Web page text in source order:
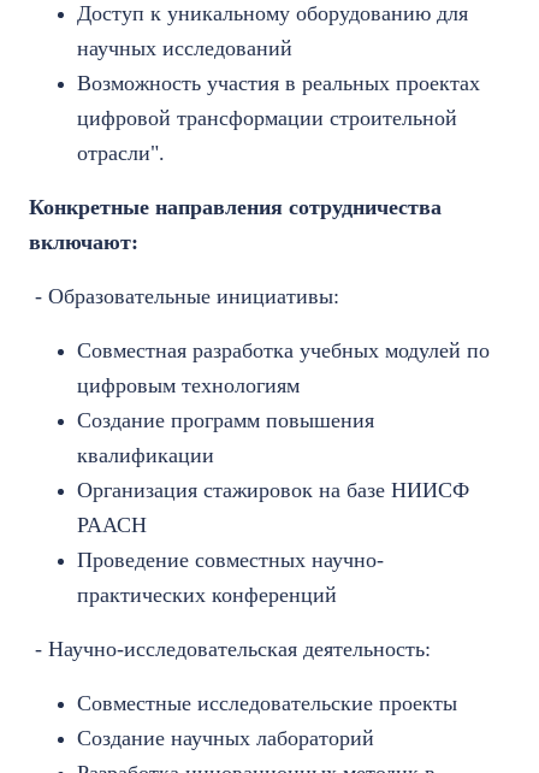
Доступ к уникальному оборудованию для
научных исследований
Возможность участия в реальных проектах
цифровой трансформации строительной
отрасли".
Конкретные направления сотрудничества
включают:
- Образовательные инициативы:
Совместная разработка учебных модулей по
цифровым технологиям
Создание программ повышения
квалификации
Организация стажировок на базе НИИСФ
РААСН
Проведение совместных научно-
практических конференций
- Научно-исследовательская деятельность:
Совместные исследовательские проекты
Создание научных лабораторий